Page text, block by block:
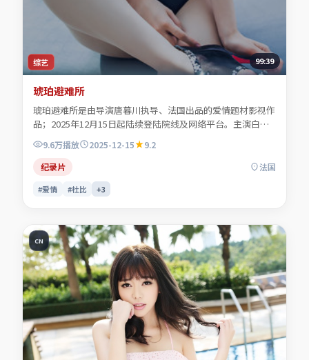
综艺 99:39
琥珀避难所
琥珀避难所是由导演唐暮川执导、法国出品的爱情题材影视作
品；2025年12月15日起陆续登陆院线及网络平台。主演白清
让、顾照临、贺叙白、程见微等共同诠释一段充满转折的人物
命运。色彩与配乐共同烘托年代氛围，细节经得起反复推敲。
可在本站免费高清在线观看完整剧情与主创访谈摘要。
9.6万播放 2025-12-15
9.2
纪录片
法国
#爱情 #杜比 +3
CN